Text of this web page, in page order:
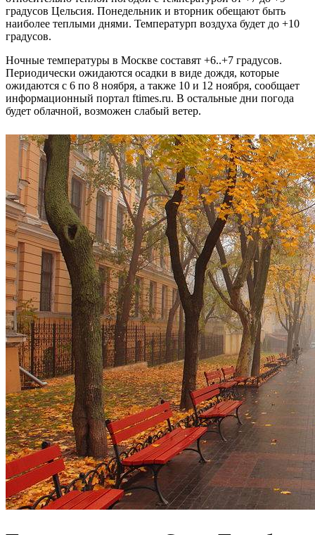
градусов Цельсия. Понедельник и вторник обещают быть
наиболее теплыми днями. Температурп воздуха будет до +10
градусов.
Ночные температуры в Москве составят +6..+7 градусов.
Периодически ожидаются осадки в виде дождя, которые
ожидаются с 6 по 8 ноября, а также 10 и 12 ноября, сообщает
информационный портал ftimes.ru. В остальные дни погода
будет облачной, возможен слабый ветер.